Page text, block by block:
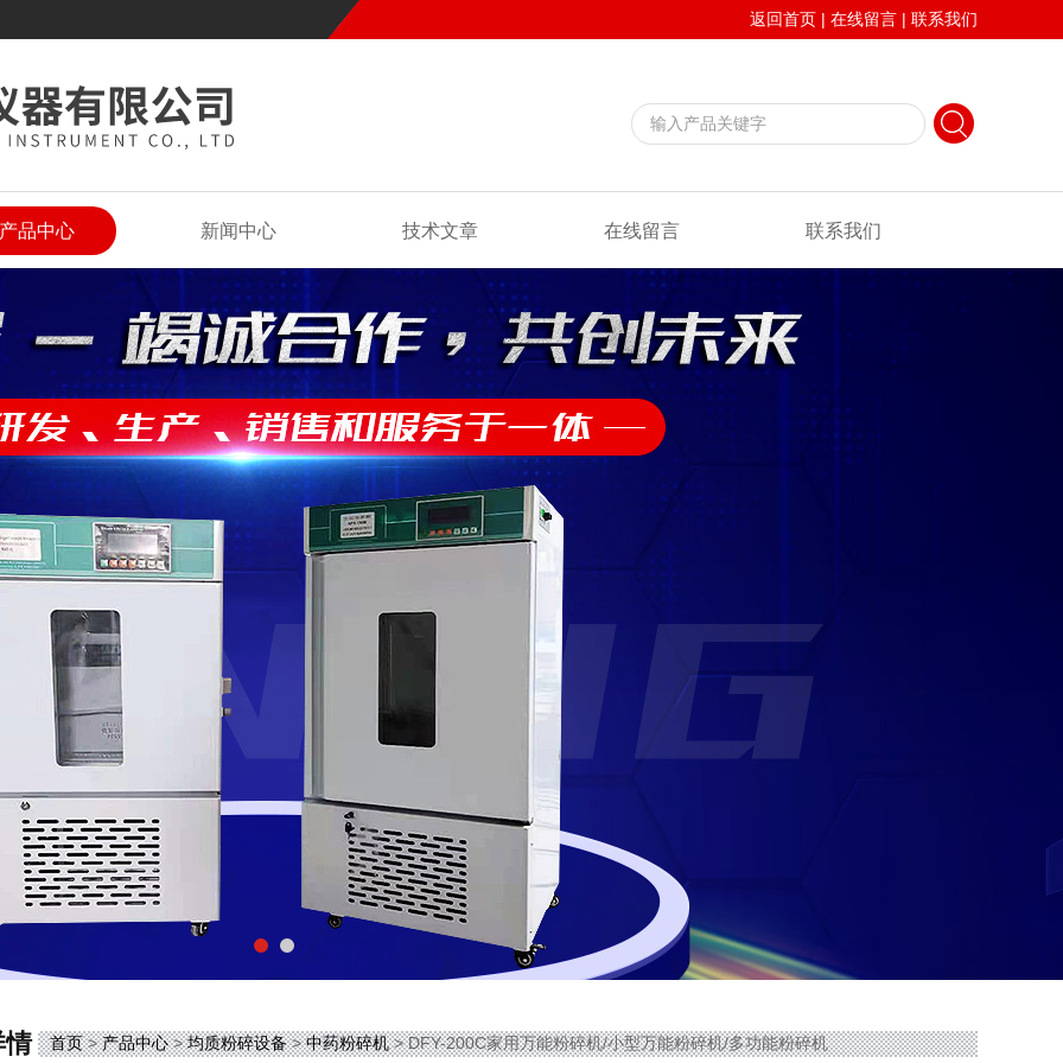
返回首页 | 在线留言 | 联系我们
产品中心 新闻中心 技术文章 在线留言 联系我们
情 首页>产品中心>均质粉碎设备>中药粉碎机> DFY-200C家用万能粉碎机/小型万能粉碎机/多功能粉碎机